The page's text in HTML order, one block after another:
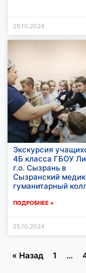
29.10.2024
Экскурсия
4Б класса ГБОУ
г.о. Сызрань в
Сызранский
гуманитарный
ПОДРОБНЕЕ »
25.10.2024
« Назад 1 …